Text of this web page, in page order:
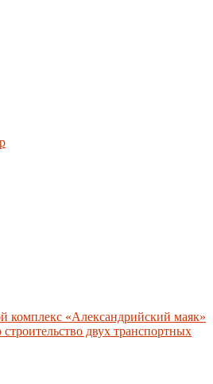
комплекс «Александрийский маяк»
строительство двух транспортных